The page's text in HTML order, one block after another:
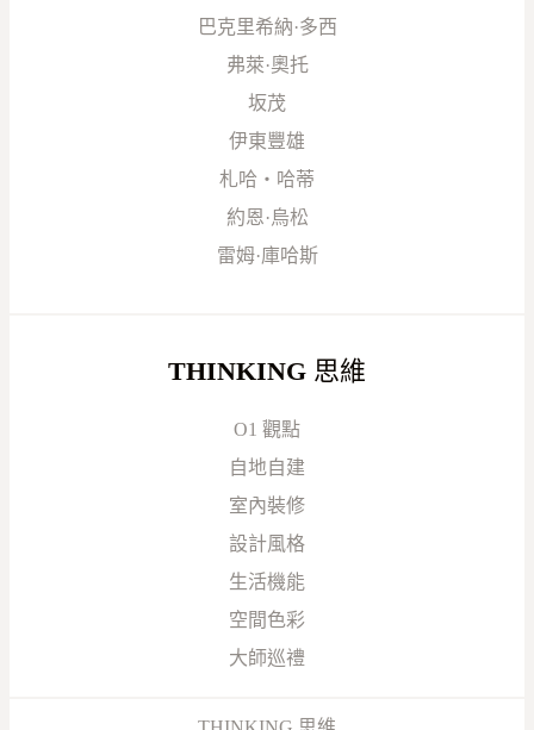
巴克里希納·多西
弗萊·奧托
坂茂
伊東豐雄
札哈‧哈蒂
約恩·烏松
雷姆·庫哈斯
THINKING 思維
O1 觀點
自地自建
室內裝修
設計風格
生活機能
空間色彩
大師巡禮